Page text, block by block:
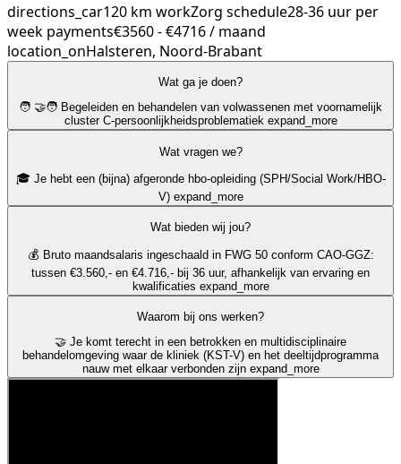
directions_car120 km workZorg schedule28-36 uur per
week payments€3560 - €4716 / maand
location_onHalsteren, Noord-Brabant
Wat ga je doen?
🧑 ‍🤝‍🧑 Begeleiden en behandelen van volwassenen met voornamelijk
cluster C-persoonlijkheidsproblematiek expand_more
Wat vragen we?
🎓 Je hebt een (bijna) afgeronde hbo-opleiding (SPH/Social Work/HBO-
V) expand_more
Wat bieden wij jou?
💰 Bruto maandsalaris ingeschaald in FWG 50 conform CAO-GGZ:
tussen €3.560,- en €4.716,- bij 36 uur, afhankelijk van ervaring en
kwalificaties expand_more
Waarom bij ons werken?
🤝 Je komt terecht in een betrokken en multidisciplinaire
behandelomgeving waar de kliniek (KST-V) en het deeltijdprogramma
nauw met elkaar verbonden zijn expand_more